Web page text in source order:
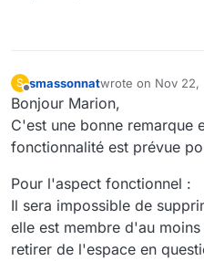
S
Offline
smassonnatwrote on Nov 22,
last edited by
Bonjour Marion,
C'est une bonne remarque
fonctionnalité est prévue
Pour l'aspect fonctionnel :
Il sera impossible de
elle est membre d'au
retirer de l'espace en